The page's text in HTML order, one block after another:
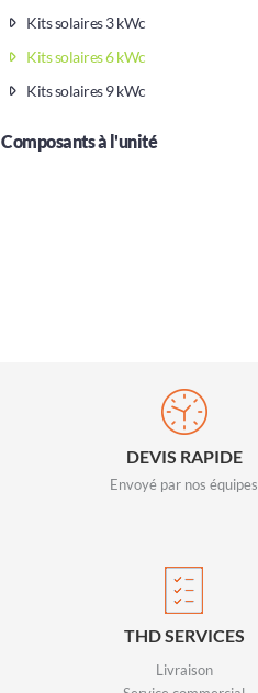
Kits solaires 3 kWc
Kits solaires 6 kWc
Kits solaires 9 kWc
Composants à l'unité
DEVIS RAPIDE
Envoyé par nos équipes
THD SERVICES
Livraison